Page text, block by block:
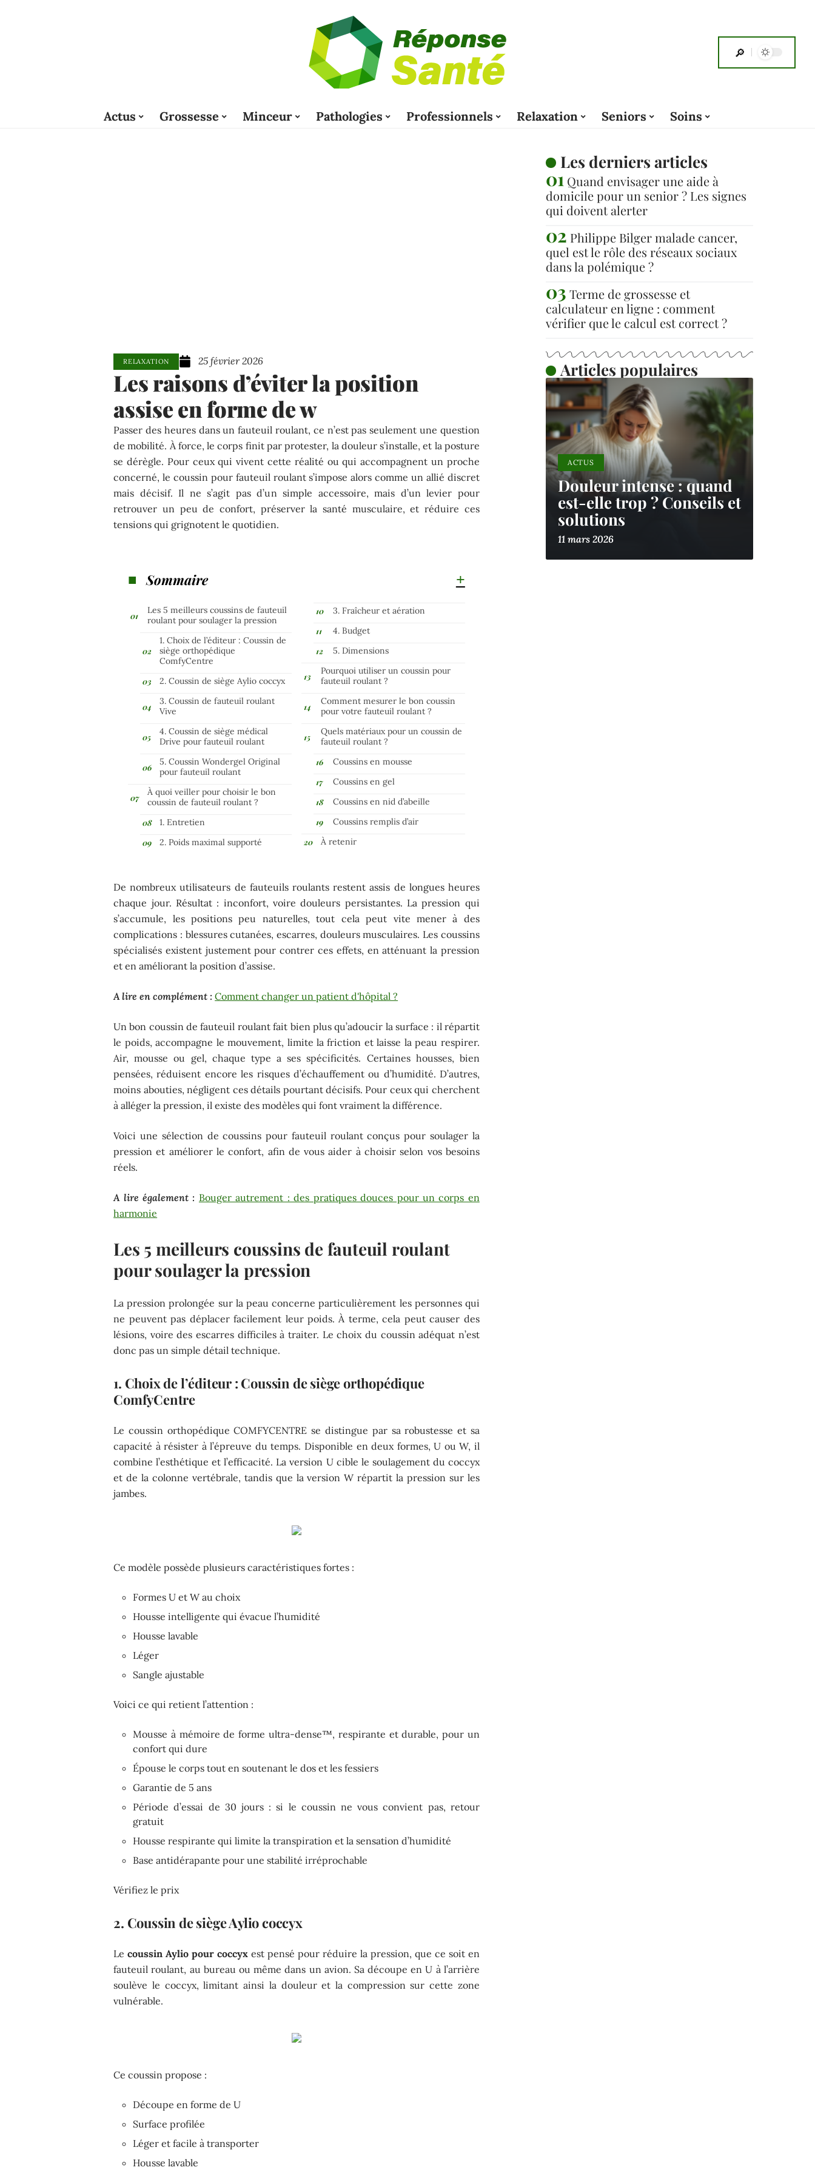
Actus Grossesse Minceur Pathologies Professionnels Relaxation Seniors Soins
RELAXATION 25 février 2026
Les raisons d’éviter la position
assise en forme de w
Passer des heures dans un fauteuil roulant, ce n’est pas seulement une question
de mobilité. À force, le corps finit par protester, la douleur s’installe, et la posture
se dérègle. Pour ceux qui vivent cette réalité ou qui accompagnent un proche
concerné, le coussin pour fauteuil roulant s’impose alors comme un allié discret
mais décisif. Il ne s’agit pas d’un simple accessoire, mais d’un levier pour
retrouver un peu de confort, préserver la santé musculaire, et réduire ces
tensions qui grignotent le quotidien.
Sommaire
Les 5 meilleurs coussins de fauteuil
roulant pour soulager la pression
1. Choix de l’éditeur : Coussin de
siège orthopédique
ComfyCentre
2. Coussin de siège Aylio coccyx
3. Coussin de fauteuil roulant
Vive
4. Coussin de siège médical
Drive pour fauteuil roulant
5. Coussin Wondergel Original
pour fauteuil roulant
À quoi veiller pour choisir le bon
coussin de fauteuil roulant ?
1. Entretien
2. Poids maximal supporté
3. Fraîcheur et aération
4. Budget
5. Dimensions
Pourquoi utiliser un coussin pour
fauteuil roulant ?
Comment mesurer le bon coussin
pour votre fauteuil roulant ?
Quels matériaux pour un coussin de
fauteuil roulant ?
Coussins en mousse
Coussins en gel
Coussins en nid d’abeille
Coussins remplis d’air
À retenir
De nombreux utilisateurs de fauteuils roulants restent assis de longues heures
chaque jour. Résultat : inconfort, voire douleurs persistantes. La pression qui
s’accumule, les positions peu naturelles, tout cela peut vite mener à des
complications : blessures cutanées, escarres, douleurs musculaires. Les coussins
spécialisés existent justement pour contrer ces effets, en atténuant la pression
et en améliorant la position d’assise.
A lire en complément : Comment changer un patient d'hôpital ?
Un bon coussin de fauteuil roulant fait bien plus qu’adoucir la surface : il répartit
le poids, accompagne le mouvement, limite la friction et laisse la peau respirer.
Air, mousse ou gel, chaque type a ses spécificités. Certaines housses, bien
pensées, réduisent encore les risques d’échauffement ou d’humidité. D’autres,
moins abouties, négligent ces détails pourtant décisifs. Pour ceux qui cherchent
à alléger la pression, il existe des modèles qui font vraiment la différence.
Voici une sélection de coussins pour fauteuil roulant conçus pour soulager la
pression et améliorer le confort, afin de vous aider à choisir selon vos besoins
réels.
A lire également : Bouger autrement : des pratiques douces pour un corps en
harmonie
Les 5 meilleurs coussins de fauteuil roulant
pour soulager la pression
La pression prolongée sur la peau concerne particulièrement les personnes qui
ne peuvent pas déplacer facilement leur poids. À terme, cela peut causer des
lésions, voire des escarres difficiles à traiter. Le choix du coussin adéquat n’est
donc pas un simple détail technique.
1. Choix de l’éditeur : Coussin de siège orthopédique
ComfyCentre
Le coussin orthopédique COMFYCENTRE se distingue par sa robustesse et sa
capacité à résister à l’épreuve du temps. Disponible en deux formes, U ou W, il
combine l’esthétique et l’efficacité. La version U cible le soulagement du coccyx
et de la colonne vertébrale, tandis que la version W répartit la pression sur les
jambes.
Ce modèle possède plusieurs caractéristiques fortes :
Formes U et W au choix
Housse intelligente qui évacue l’humidité
Housse lavable
Léger
Sangle ajustable
Voici ce qui retient l’attention :
Mousse à mémoire de forme ultra-dense™, respirante et durable, pour un
confort qui dure
Épouse le corps tout en soutenant le dos et les fessiers
Garantie de 5 ans
Période d’essai de 30 jours : si le coussin ne vous convient pas, retour
gratuit
Housse respirante qui limite la transpiration et la sensation d’humidité
Base antidérapante pour une stabilité irréprochable
Vérifiez le prix
2. Coussin de siège Aylio coccyx
Lecoussin Aylio pour coccyx est pensé pour réduire la pression, que ce soit en
fauteuil roulant, au bureau ou même dans un avion. Sa découpe en U à l’arrière
soulève le coccyx, limitant ainsi la douleur et la compression sur cette zone
vulnérable.
Ce coussin propose :
Découpe en forme de U
Surface profilée
Léger et facile à transporter
Housse lavable
Les derniers articles
Quand envisager une aide à
domicile pour un senior ? Les signes
qui doivent alerter
Philippe Bilger malade cancer,
quel est le rôle des réseaux sociaux
dans la polémique ?
Terme de grossesse et
calculateur en ligne : comment
vérifier que le calcul est correct ?
Articles populaires
ACTUS
Douleur intense : quand
est-elle trop ? Conseils et
solutions
11 mars 2026